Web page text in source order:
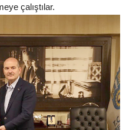
çalıştılar.